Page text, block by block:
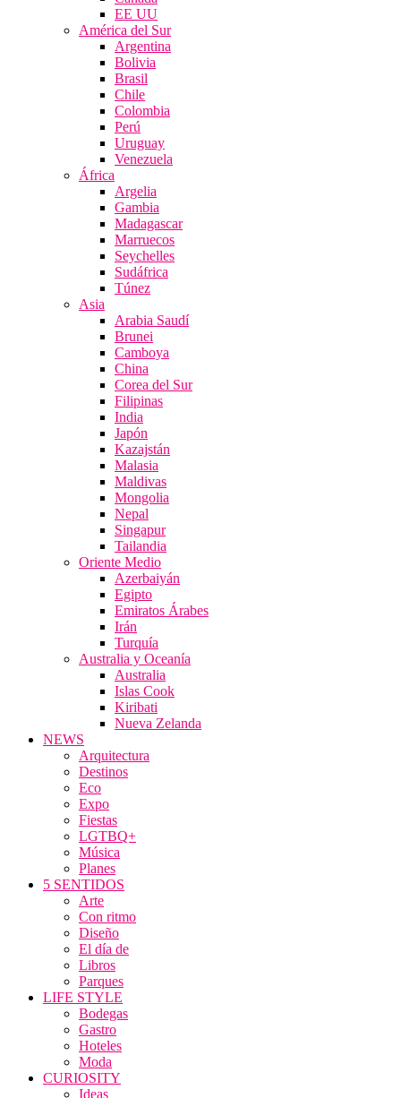
EE UU
América del Sur
Argentina
Bolivia
Brasil
Chile
Colombia
Perú
Uruguay
Venezuela
África
Argelia
Gambia
Madagascar
Marruecos
Seychelles
Sudáfrica
Túnez
Asia
Arabia Saudí
Brunei
Camboya
China
Corea del Sur
Filipinas
India
Japón
Kazajstán
Malasia
Maldivas
Mongolia
Nepal
Singapur
Tailandia
Oriente Medio
Azerbaiyán
Egipto
Emiratos Árabes
Irán
Turquía
Australia y Oceanía
Australia
Islas Cook
Kiribati
Nueva Zelanda
NEWS
Arquitectura
Destinos
Eco
Expo
Fiestas
LGTBQ+
Música
Planes
5 SENTIDOS
Arte
Con ritmo
Diseño
El día de
Libros
Parques
LIFE STYLE
Bodegas
Gastro
Hoteles
Moda
CURIOSITY
Ideas